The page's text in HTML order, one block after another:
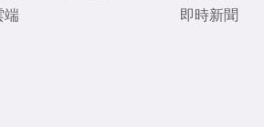
端
即時新聞